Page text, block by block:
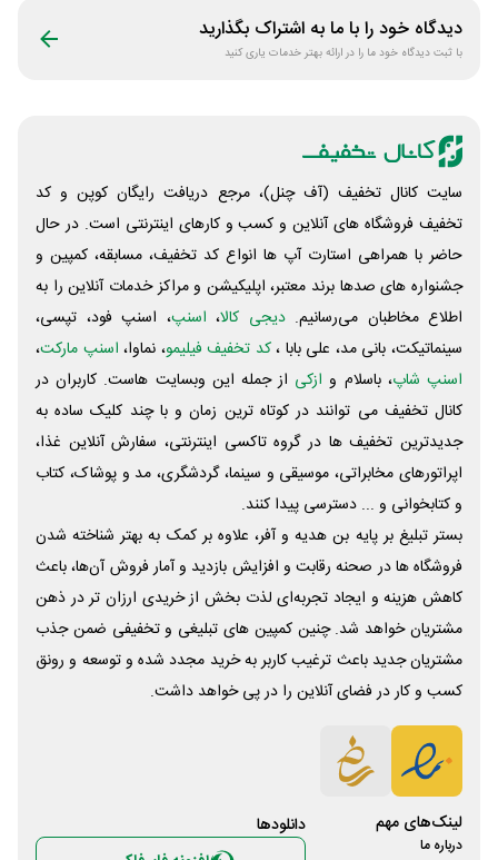
دیدگاه خود را با ما به اشتراک بگذارید
با ثبت دیدگاه خود ما را در ارائه بهتر خدمات یاری کنید
سایت کانال تخفیف (آف چنل)، مرجع دریافت رایگان کوپن و کد
تخفیف فروشگاه های آنلاین و کسب و‌ کارهای اینترنتی است. در حال
حاضر با همراهی استارت آپ ها انواع کد تخفیف، مسابقه، کمپین و
جشنواره های صدها برند معتبر، اپلیکیشن و مراکز خدمات آنلاین را به
اطلاع مخاطبان می‌رسانیم. دیجی کالا، اسنپ، اسنپ فود، تپسی،
سینماتیکت، بانی مد، علی‌ بابا ،کد تخفیف فیلیمو، نماوا، اسنپ مارکت،
اسنپ شاپ، باسلام و ازکی از جمله این وبسایت ‌هاست. کاربران در
کانال تخفیف می توانند در کوتاه ترین زمان و با چند کلیک ساده به
جدیدترین تخفیف ها در گروه تاکسی اینترنتی، سفارش آنلاین غذا،
اپراتورهای مخابراتی، موسیقی و سینما، گردشگری، مد و پوشاک، کتاب
و کتابخوانی و ... دسترسی پیدا کنند.
بستر تبلیغ بر پایه بن هدیه و آفر، علاوه بر کمک به بهتر شناخته شدن
فروشگاه ها در صحنه رقابت و افزایش بازدید و آمار فروش آن‌ها، باعث
کاهش هزینه و ایجاد تجربه‌ای لذت بخش از خریدی ارزان تر در ذهن
مشتریان خواهد شد. چنین کمپین های تبلیغی و تخفیفی ضمن جذب
مشتریان جدید باعث ترغیب کاربر به خرید مجدد شده و توسعه و رونق
کسب و کار در فضای آنلاین را در پی خواهد داشت.
لینک‌های مهم
درباره ما
دانلود‌ها